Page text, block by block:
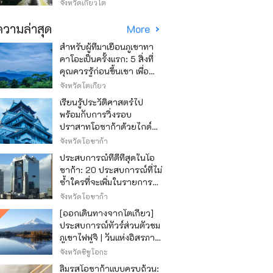
จังหวัดเกียวโต
ามล่าสุด More
สำหรับผู้ที่มาเยือนภูเขาทา
คาโอะเป็นครั้งแรก: 5 สิ่งที่
คุณควรรู้ก่อนขึ้นเขา เพื่อ
ให้การปีนเขาเป็นไปอย่าง
สนุกสนาน
จังหวัดโตเกียว
เรียนรู้ประวัติศาสตร์ไป
พร้อมกับการวิ่งรอบ
ปราสาทโอซาก้าด้วยไกด์
เสียง "วิ่ง วิ่ง เรียนรู้"
จังหวัดโอซาก้า
ประสบการณ์ที่ดีที่สุดในโอ
ซาก้า: 20 ประสบการณ์ที่ไม่
ซ้ำใครที่จะเพิ่มในรายการสิ่ง
ที่อยากทำในการเดินทาง
ของคุณ
จังหวัดโอซาก้า
[ออกเดินทางจากโตเกียว]
ประสบการณ์ทัวร์ส่วนตัวชม
ภูเขาไฟฟูจิ | วันแห่งอิสรภาพ
สุดหรู
จังหวัดชิซูโอกะ
ลิ้มรสโอซาก้าแบบครบถ้วน: